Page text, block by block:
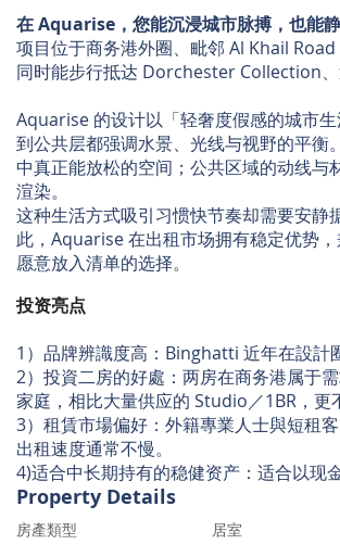
投资亮点
在 Aquarise，您能沉浸城市脉搏，也能
项目位于商务港外圈、毗邻 Al Khail
同时能步行抵达 Dorchester Collection
Aquarise 的设计以「轻奢度假感的城市
到公共层都强调水景、光线与视野的平
中真正能放松的空间；公共区域的动线
渲染。
这种生活方式吸引习惯快节奏却需要安
此，Aquarise 在出租市场拥有稳定优势
愿意放入清单的选择。
Property Details
房產類型
居室
1）品牌辨識度高：Binghatti 近年在設計
2）投資二房的好處：两房在商务港属于
家庭，相比大量供应的 Studio／1BR，更
3）租賃市場偏好：外籍專業人士與短租
出租速度通常不慢。
4)适合中长期持有的稳健资产：适合以现